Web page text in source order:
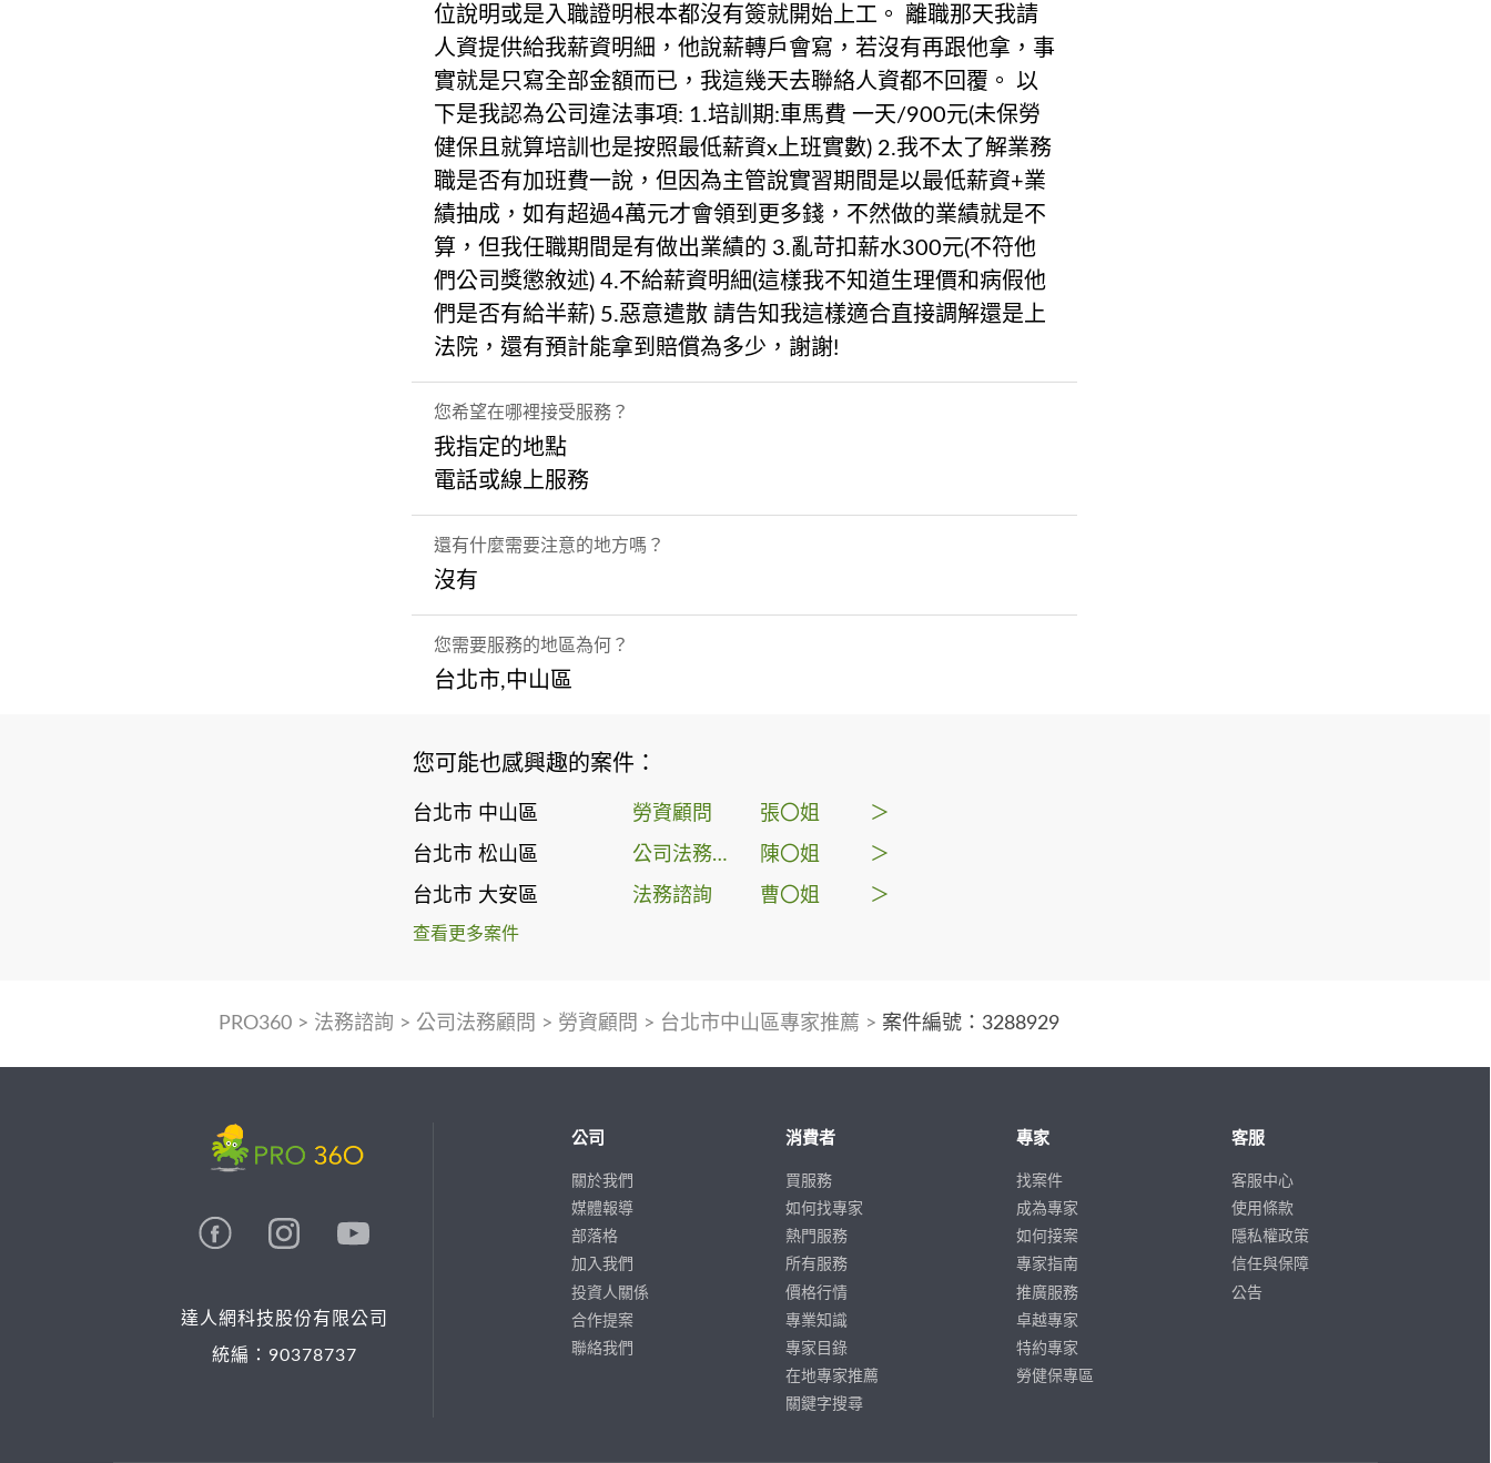
位說明或是入職證明根本都沒有簽就開始上工。 離職那天我請
人資提供給我薪資明細，他說薪轉戶會寫，若沒有再跟他拿，事
實就是只寫全部金額而已，我這幾天去聯絡人資都不回覆。 以
下是我認為公司違法事項: 1.培訓期:車馬費 一天/900元(未保勞
健保且就算培訓也是按照最低薪資x上班實數) 2.我不太了解業務
職是否有加班費一說，但因為主管說實習期間是以最低薪資+業
績抽成，如有超過4萬元才會領到更多錢，不然做的業績就是不
算，但我任職期間是有做出業績的 3.亂苛扣薪水300元(不符他
們公司獎懲敘述) 4.不給薪資明細(這樣我不知道生理價和病假他
們是否有給半薪) 5.惡意遣散 請告知我這樣適合直接調解還是上
法院，還有預計能拿到賠償為多少，謝謝!
您希望在哪裡接受服務？
我指定的地點
電話或線上服務
還有什麼需要注意的地方嗎？
沒有
您需要服務的地區為何？
台北市,中山區
您可能也感興趣的案件：
台北市 中山區 勞資顧問 張〇姐 ＞
台北市 松山區 公司法務顧問 陳〇姐 ＞
台北市 大安區 法務諮詢 曹〇姐 ＞
查看更多案件
PRO360> 法務諮詢 > 公司法務顧問 > 勞資顧問 > 台北市中山區專家推薦 > 案件編號：3288929
達人網科技股份有限公司
統編：90378737
公司
關於我們
媒體報導
部落格
加入我們
投資人關係
合作提案
聯絡我們
消費者
買服務
如何找專家
熱門服務
所有服務
價格行情
專業知識
專家目錄
在地專家推薦
關鍵字搜尋
專家
找案件
成為專家
如何接案
專家指南
推廣服務
卓越專家
特約專家
勞健保專區
客服
客服中心
使用條款
隱私權政策
信任與保障
公告